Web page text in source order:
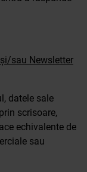
sau Newsletter
datele sale
scrisoare,
echivalente de
sau